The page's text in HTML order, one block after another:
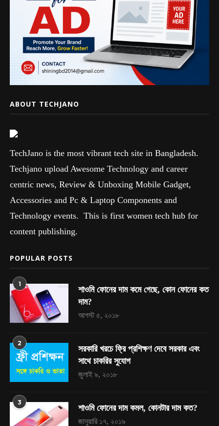
ABOUT TECHJANO
TechJano is the most vibrant tech site in Bangladesh.
Techjano upload Awesome Technology and career
centric news, Review & Unboxing Mobile Gadget,
Accessories and Pc & Laptop Components and
Technology events. This is first women tech hub for
content publishing.
POPULAR POSTS
1
শাওমি ফোনের দাম কমে গেছে, কোন ফোনের কত
দাম?
আগস্ট ৫, ২০১৮
2
সরকারি খরচে ফ্রি প্রশিক্ষণ দেবে সরকার এবং
সাথে চাকরির সুযোগ
জুলাই ৯, ২০১৮
3
শাওমি ফোনের দাম কমল, কোনটার দাম কত?
জানুয়ারি ১৭, ২০১৯